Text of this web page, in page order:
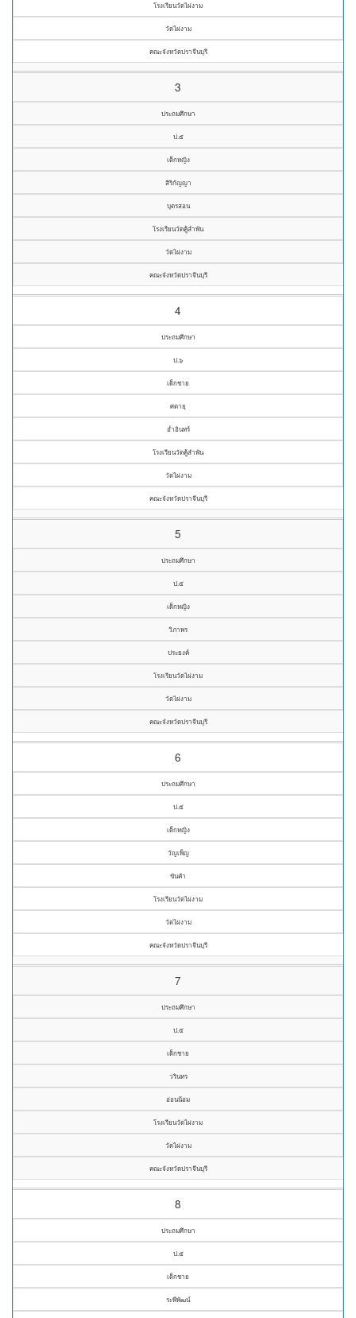
โรงเรียนวัดไผ่งาม
วัดไผ่งาม
คณะจังหวัดปราจีนบุรี
3
ประถมศึกษา
ป.๕
เด็กหญิง
สิริกัญญา
บุตรสอน
โรงเรียนวัดคู้ลำพัน
วัดไผ่งาม
คณะจังหวัดปราจีนบุรี
4
ประถมศึกษา
ป.๖
เด็กชาย
ศตายุ
อ่ำอินทร์
โรงเรียนวัดคู้ลำพัน
วัดไผ่งาม
คณะจังหวัดปราจีนบุรี
5
ประถมศึกษา
ป.๕
เด็กหญิง
วิภาพร
ประยงค์
โรงเรียนวัดไผ่งาม
วัดไผ่งาม
คณะจังหวัดปราจีนบุรี
6
ประถมศึกษา
ป.๕
เด็กหญิง
วัญเพ็ญ
ขันคำ
โรงเรียนวัดไผ่งาม
วัดไผ่งาม
คณะจังหวัดปราจีนบุรี
7
ประถมศึกษา
ป.๕
เด็กชาย
วรินทร
อ่อนน้อม
โรงเรียนวัดไผ่งาม
วัดไผ่งาม
คณะจังหวัดปราจีนบุรี
8
ประถมศึกษา
ป.๕
เด็กชาย
ระพีพัฒน์